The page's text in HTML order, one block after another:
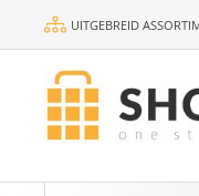
UITGEBREID